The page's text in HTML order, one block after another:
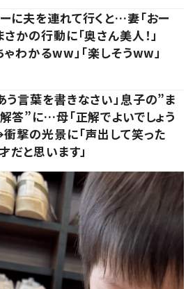
に夫を連れて行くと…妻「おー
さかの行動に「奥さん美人！」
ゃわかるww」「楽しそうww」
う言葉を書きなさい」息子の”ま
答”に…母「正解でよいでしょう
衝撃の光景に「声出して笑った
才だと思います」